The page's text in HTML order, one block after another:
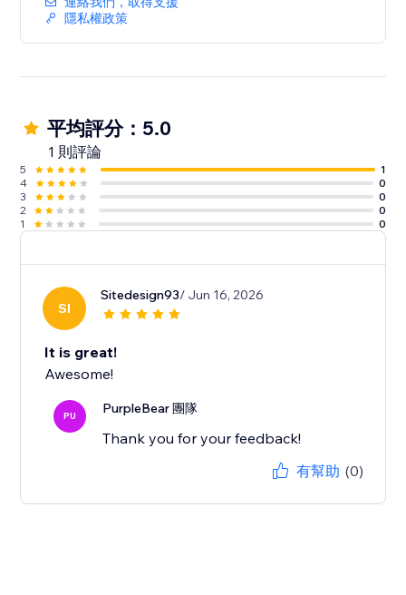
隱私權政策
平均評分：5.0
1 則評論
5
1
4
0
3
0
2
0
1
0
SI
Sitedesign93/ Jun 16, 2026
It is great!
Awesome!
PU PurpleBear 團隊
Thank you for your feedback!
有幫助 (0)